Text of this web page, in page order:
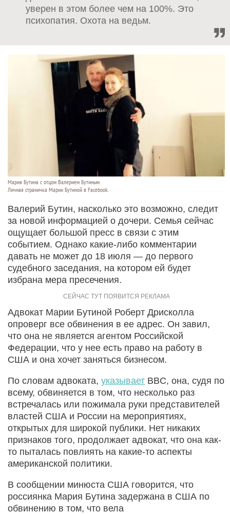
уверен в этом более чем на 100%. Это
психопатия. Охота на ведьм.
Мария Бутина с отцом Валерием Бутиным.
Личная страничка Марии Бутиной в Facebook.
Валерий Бутин, насколько это возможно, следит
за новой информацией о дочери. Семья сейчас
ощущает большой пресс в связи с этим
событием. Однако какие-либо комментарии
давать не может до 18 июля — до первого
судебного заседания, на котором ей будет
избрана мера пресечения.
Адвокат Марии Бутиной Роберт Дрисколла
опроверг все обвинения в ее адрес. Он завил,
что она не является агентом Российской
Федерации, что у нее есть право на работу в
США и она хочет заняться бизнесом.
По словам адвоката, указывает BBC, она, судя по
всему, обвиняется в том, что несколько раз
встречалась или пожимала руки представителей
властей США и России на мероприятиях,
открытых для широкой публики. Нет никаких
признаков того, продолжает адвокат, что она как-
то пыталась повлиять на какие-то аспекты
американской политики.
В сообщении минюста США говорится, что
россиянка Мария Бутина задержана в США по
обвинению в том, что вела